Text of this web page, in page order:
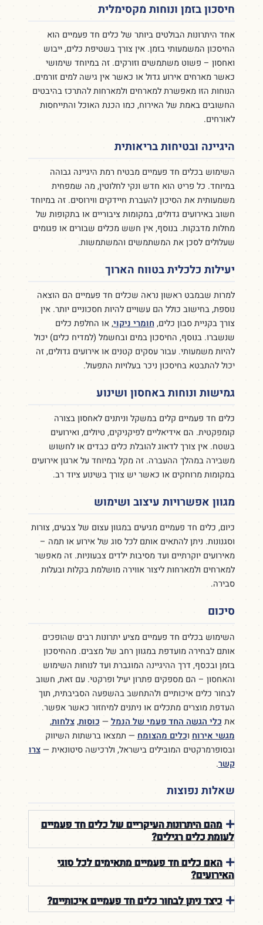
חיסכון בזמן ונוחות מקסימלית
אחד היתרונות הבולטים ביותר של כלים חד פעמיים הוא
החיסכון המשמעותי בזמן. אין צורך בשטיפת כלים, ייבוש
ואחסון – פשוט משתמשים וזורקים. זה במיוחד שימושי
כאשר מארחים אירוע גדול או כאשר אין גישה למים זורמים.
הנוחות הזו מאפשרת למארחים ולמארחות להתרכז בהיבטים
החשובים באמת של האירוח, כמו הכנת האוכל והתייחסות
לאורחים.
היגיינה ובטיחות בריאותית
השימוש בכלים חד פעמיים מבטיח רמת היגיינה גבוהה
במיוחד. כל פריט הוא חדש ונקי לחלוטין, מה שמפחית
משמעותית את הסיכון להעברת חיידקים ווירוסים. זה במיוחד
חשוב באירועים גדולים, במקומות ציבוריים או בתקופות של
מחלות מדבקות. בנוסף, אין חשש מכלים שבורים או פגומים
שעלולים לסכן את המשתמשים והמשתמשות.
יעילות כלכלית בטווח הארוך
למרות שבמבט ראשון נראה שכלים חד פעמיים הם הוצאה
נוספת, בחישוב כולל הם עשויים להיות חסכוניים יותר. אין
צורך בקניית סבון כלים,חומרי ניקוי, או החלפת כלים
שנשברו. בנוסף, החיסכון במים ובחשמל (למדיח כלים) יכול
להיות משמעותי. עבור עסקים קטנים או אירועים גדולים, זה
יכול להתבטא בחיסכון ניכר בעלויות התפעול.
גמישות ונוחות באחסון ושינוע
כלים חד פעמיים קלים במשקל וניתנים לאחסון בצורה
קומפקטית. הם אידיאליים לפיקניקים, טיולים, ואירועים
בשטח. אין צורך לדאוג להובלת כלים כבדים או לחשוש
משבירה במהלך ההעברה. זה מקל במיוחד על ארגון אירועים
במקומות מרוחקים או כאשר יש צורך בשינוע ציוד רב.
מגוון אפשרויות עיצוב ושימוש
כיום, כלים חד פעמיים מגיעים במגוון עצום של צבעים, צורות
וסגנונות. ניתן להתאים אותם לכל סוג של אירוע או תמה –
מאירועים יוקרתיים ועד מסיבות ילדים צבעוניות. זה מאפשר
למארחים ולמארחות ליצור אווירה מושלמת בקלות ובעלות
סבירה.
סיכום
השימוש בכלים חד פעמיים מציע יתרונות רבים שהופכים
אותם לבחירה מועדפת במגוון רחב של מצבים. מהחיסכון
בזמן ובכסף, דרך ההיגיינה המוגברת ועד לנוחות השימוש
והאחסון – הם מספקים פתרון יעיל ופרקטי. עם זאת, חשוב
לבחור כלים איכותיים ולהתחשב בהשפעה הסביבתית, תוך
העדפת מוצרים מתכלים או ניתנים למיחזור כאשר אפשר.
את כלי הגשה החד פעמי של הנמל — כוסות,צלחות,
מגשי אירוח וכלים מהצומח — תמצאו ברשתות השיווק
ובסופרמרקטים המובילים בישראל, ולרכישה סיטונאית —צרו
קשר.
שאלות נפוצות
מהם היתרונות העיקריים של כלים חד פעמיים
לעומת כלים רגילים?
האם כלים חד פעמיים מתאימים לכל סוגי
האירועים?
כיצד ניתן לבחור כלים חד פעמיים איכותיים?